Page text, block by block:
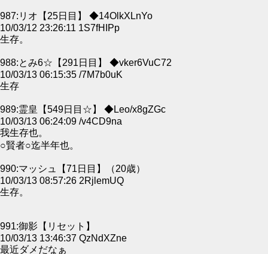
987:リオ【25日目】 ◆14OlkXLnYo
10/03/12 23:26:11 1S7fHIPp
生存。
988:とみ6☆【291日目】 ◆vker6VuC72
10/03/13 06:15:35 /7M7b0uK
生存
989:霊皇【549日目☆】 ◆Leo/x8gZGc
10/03/13 06:24:09 /v4CD9na
我生存也。
○賢者○迄半年也。
990:マッシュ【71日目】（20歳）
10/03/13 08:57:26 2RjlemUQ
生存。
991:御影【リセット】
10/03/13 13:46:37 QzNdXZne
最近ダメだなぁ